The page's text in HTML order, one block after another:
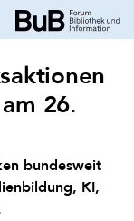
26.
bundesweit
KI,